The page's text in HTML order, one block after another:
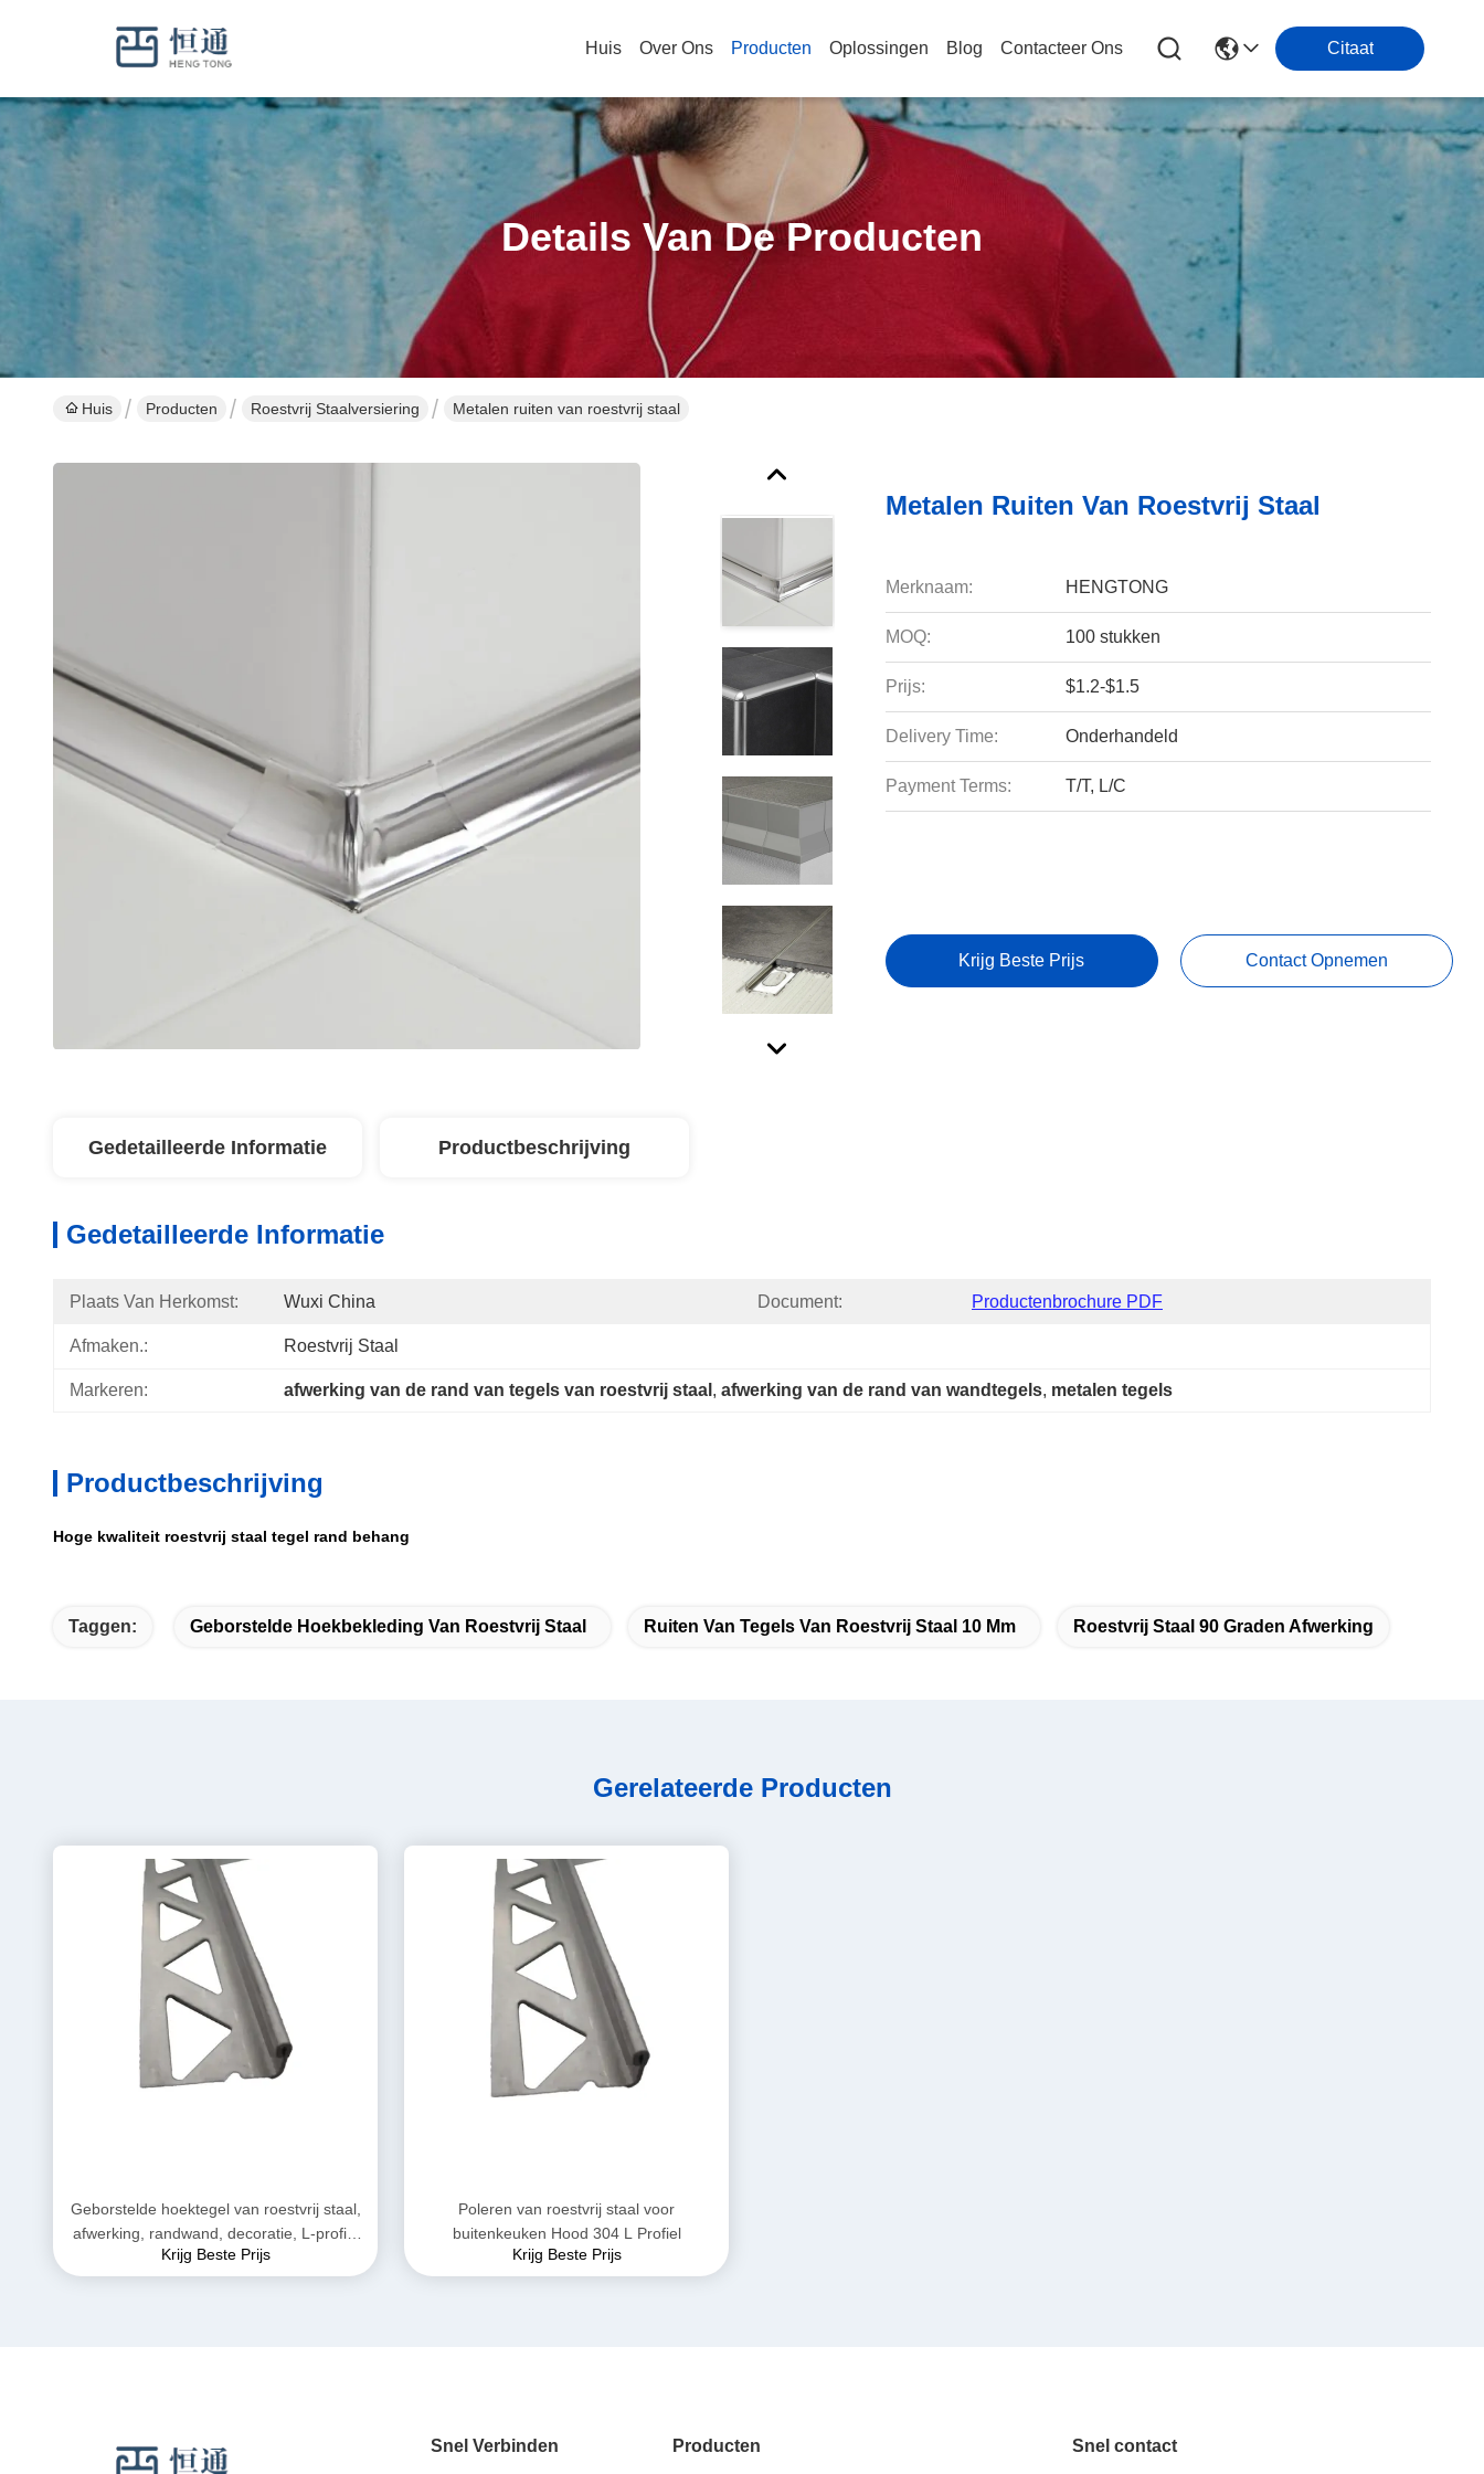
Huis Over Ons Producten Oplossingen Blog Contacteer Ons Citaat
Details Van De Producten
Huis Producten Roestvrij Staalversiering Metalen ruiten van roestvrij staal
Metalen Ruiten Van Roestvrij Staal
Merknaam: HENGTONG
MOQ: 100 stukken
Prijs: $1.2-$1.5
Delivery Time: Onderhandeld
Payment Terms: T/T, L/C
Krijg Beste Prijs Contact Opnemen
Gedetailleerde Informatie Productbeschrijving
Gedetailleerde Informatie
Plaats Van Herkomst: Wuxi China Document: Productenbrochure PDF
Afmaken.: Roestvrij Staal
Markeren: afwerking van de rand van tegels van roestvrij staal , afwerking van de rand van wandtegels, metalen tegels
Productbeschrijving
Hoge kwaliteit roestvrij staal tegel rand behang
Taggen: Geborstelde Hoekbekleding Van Roestvrij Staal Ruiten Van Tegels Van Roestvrij Staal 10 Mm Roestvrij Staal 90 Graden Afwerking
Gerelateerde Producten
Geborstelde hoektegel van roestvrij staal,
afwerking, randwand, decoratie, L-profiel
gepolijst
Krijg Beste Prijs
Poleren van roestvrij staal voor
buitenkeuken Hood 304 L Profiel
Krijg Beste Prijs
Snel Verbinden Producten Snel contact